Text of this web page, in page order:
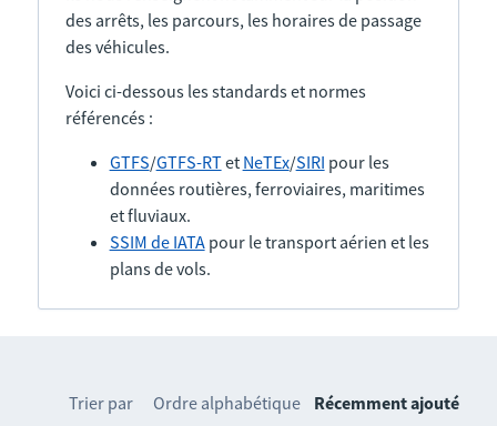
des arrêts, les parcours, les horaires de passage
des véhicules.
Voici ci-dessous les standards et normes
référencés :
GTFS/GTFS-RTet NeTEx/SIRI pour les
données routières, ferroviaires, maritimes
et fluviaux.
SSIM de IATApour le transport aérien et les
plans de vols.
Trier par Ordre alphabétique Récemment ajouté